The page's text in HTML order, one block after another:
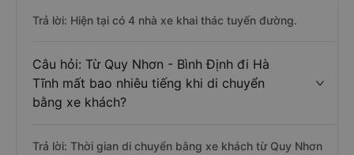
Trả lời: Hiện tại có 4 nhà xe khai thác tuyến đường.
Câu hỏi: Từ Quy Nhơn - Bình Định đi Hà
Tĩnh mất bao nhiêu tiếng khi di chuyển
bằng xe khách?
Trả lời: Thời gian di chuyển bằng xe khách từ Quy Nhơn